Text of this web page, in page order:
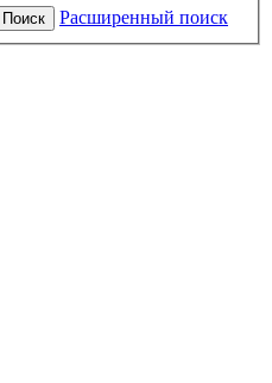
Поиск Расширенный поиск